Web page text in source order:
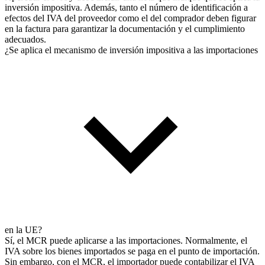
inversión impositiva. Además, tanto el número de identificación a
efectos del IVA del proveedor como el del comprador deben figurar
en la factura para garantizar la documentación y el cumplimiento
adecuados.
¿Se aplica el mecanismo de inversión impositiva a las importaciones
en la UE?
Sí, el MCR puede aplicarse a las importaciones. Normalmente, el
IVA sobre los bienes importados se paga en el punto de importación.
Sin embargo, con el MCR, el importador puede contabilizar el IVA